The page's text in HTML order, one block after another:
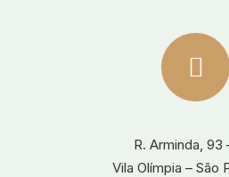
R. Arminda, 93
Vila Olímpia – São